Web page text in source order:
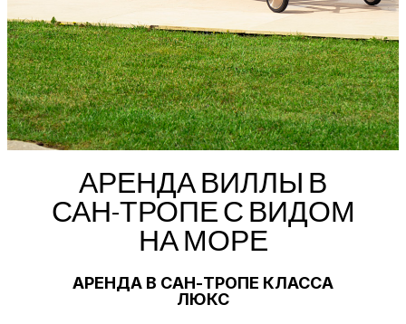
АРЕНДА ВИЛЛЫ В
САН-ТРОПЕ С ВИДОМ
НА МОРЕ
АРЕНДА В САН-ТРОПЕ КЛАССА
ЛЮКС